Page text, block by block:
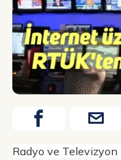
Radyo ve Televizyon